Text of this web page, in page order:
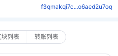
f3qmakqi7c...o6aed2u7oq
块列表 转账列表